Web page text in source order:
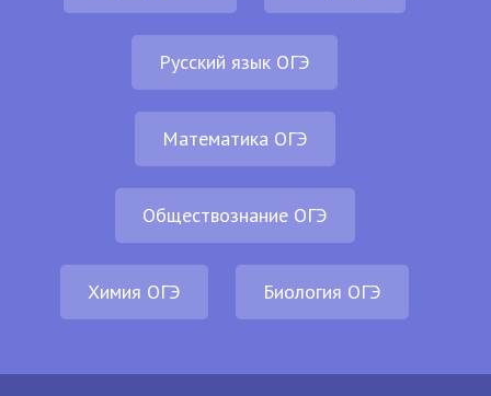
Русский язык ОГЭ
Математика ОГЭ
Обществознание ОГЭ
Химия ОГЭ Биология ОГЭ